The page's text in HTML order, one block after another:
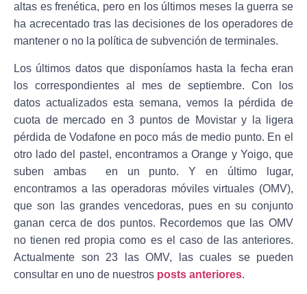
altas es frenética, pero en los últimos meses la guerra se
ha acrecentado tras las decisiones de los operadores de
mantener o no la política de subvención de terminales.
Los últimos datos que disponíamos hasta la fecha eran
los correspondientes al mes de septiembre. Con los
datos actualizados esta semana, vemos la pérdida de
cuota de mercado en 3 puntos de Movistar y la ligera
pérdida de Vodafone en poco más de medio punto. En el
otro lado del pastel, encontramos a Orange y Yoigo, que
suben ambas en un punto. Y en último lugar,
encontramos a las operadoras móviles virtuales (OMV),
que son las grandes vencedoras, pues en su conjunto
ganan cerca de dos puntos. Recordemos que las OMV
no tienen red propia como es el caso de las anteriores.
Actualmente son 23 las OMV, las cuales se pueden
consultar en uno de nuestros posts anteriores.